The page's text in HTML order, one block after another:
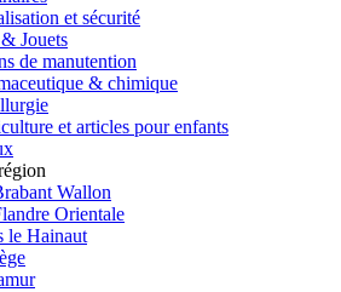
et sécurité
Jouets
de manutention
& chimique
et articles pour enfants
Wallon
Orientale
le Hainaut